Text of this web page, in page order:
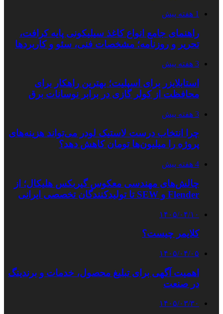
1 هفته پیش
راهنمای جامع انواع کاغذ سیلیکونی پایه کرافت،
تحریر و روزنامه؛ مشخصات فنی، سئو و کاربردها
3 هفته پیش
استابلایزر برای اسپلیت؛ بهترین راهکار برای
محافظت از کولر گازی در برابر نوسانات برق
3 هفته پیش
چرا انتخاب درست لاستیک لودر می‌تواند هزینه‌های
پروژه را میلیون‌ها تومان کاهش دهد؟
4 هفته پیش
چالش‌های مهندسی معکوس گیربکس هلیکال؛ از
Flender و SEW تا تولیدکنندگان تخصصی ایرانی
۱۴۰۵/۰۴/۱۰
کلایمر چیست؟
۱۴۰۵/۰۴/۰۵
اهمیت آگهی برای تبلیغ محصول، خدمات و برندینگ
در صنعت
۱۴۰۵/۰۳/۳۰